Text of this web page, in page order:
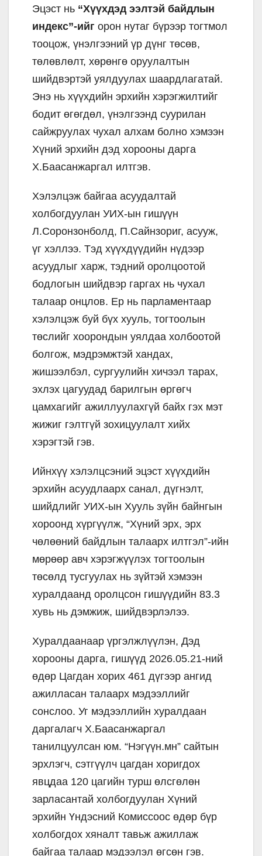
Эцэст нь “Хүүхдэд ээлтэй байдлын
индекс”-ийг орон нутаг бүрээр тогтмол
тооцож, үнэлгээний үр дүнг төсөв,
төлөвлөлт, хөрөнгө оруулалтын
шийдвэртэй уялдуулах шаардлагатай.
Энэ нь хүүхдийн эрхийн хэрэгжилтийг
бодит өгөгдөл, үнэлгээнд суурилан
сайжруулах чухал алхам болно хэмээн
Хүний эрхийн дэд хорооны дарга
Х.Баасанжаргал илтгэв.
Хэлэлцэж байгаа асуудалтай
холбогдуулан УИХ-ын гишүүн
Л.Соронзонболд, П.Сайнзориг, асууж,
үг хэллээ. Тэд хүүхдүүдийн нүдээр
асуудлыг харж, тэдний оролцоотой
бодлогын шийдвэр гаргах нь чухал
талаар онцлов. Ер нь парламентаар
хэлэлцэж буй бүх хууль, тогтоолын
төслийг хоорондын уялдаа холбоотой
болгож, мэдрэмжтэй хандах,
жишээлбэл, сургуулийн хичээл тарах,
эхлэх цагуудад барилгын өргөгч
цамхагийг ажиллуулахгүй байх гэх мэт
жижиг гэлтгүй зохицуулалт хийх
хэрэгтэй гэв.
Ийнхүү хэлэлцсэний эцэст хүүхдийн
эрхийн асуудлаарх санал, дүгнэлт,
шийдлийг УИХ-ын Хууль зүйн байнгын
хороонд хүргүүлж, “Хүний эрх, эрх
чөлөөний байдлын талаарх илтгэл”-ийн
мөрөөр авч хэрэгжүүлэх тогтоолын
төсөлд тусгуулах нь зүйтэй хэмээн
хуралдаанд оролцсон гишүүдийн 83.3
хувь нь дэмжиж, шийдвэрлэлээ.
Хуралдаанаар үргэлжлүүлэн, Дэд
хорооны дарга, гишүүд 2026.05.21-ний
өдөр Цагдан хорих 461 дүгээр ангид
ажилласан талаарх мэдээллийг
сонслоо. Уг мэдээллийн хуралдаан
даргалагч Х.Баасанжаргал
танилцуулсан юм. “Нэгүүн.мн” сайтын
эрхлэгч, сэтгүүлч цагдан хоригдох
явцдаа 120 цагийн турш өлсгөлөн
зарласантай холбогдуулан Хүний
эрхийн Үндэсний Комиссоос өдөр бүр
холбогдох хяналт тавьж ажиллаж
байгаа талаар мэдээлэл өгсөн гэв.